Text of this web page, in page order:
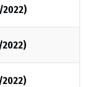
2022)